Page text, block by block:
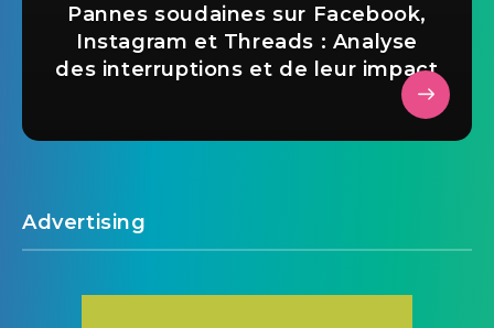
Pannes soudaines sur Facebook,
Instagram et Threads : Analyse
des interruptions et de leur impact
Advertising